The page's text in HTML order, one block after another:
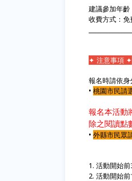
建議參加年齡
收費方式：免
✦ 注意事項 ✦
報名時請依身
• 桃園市民請
報名本活動
除之閱讀點
• 外縣市民眾
1. 活動開始
2. 活動開始